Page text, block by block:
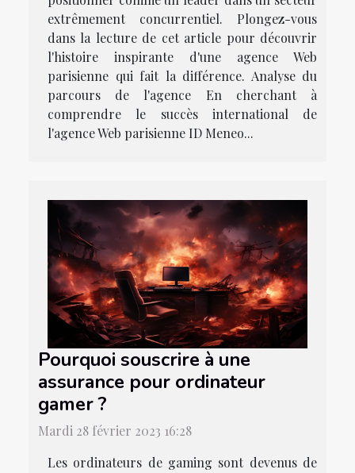
extrêmement concurrentiel. Plongez-vous
dans la lecture de cet article pour découvrir
l'histoire inspirante d'une agence Web
parisienne qui fait la différence. Analyse du
parcours de l'agence En cherchant à
comprendre le succès international de
l'agence Web parisienne ID Meneo...
Pourquoi souscrire à une
assurance pour ordinateur
gamer ?
Mardi 28 février 2023 16:28
Les ordinateurs de gaming sont devenus de